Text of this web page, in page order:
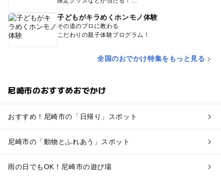
子どもがキラめくホンモノ体験
その道のプロに教わる
こだわりの親子体験プログラム！
全国のおでかけ特集をもっと見る
尼崎市のおすすめおでかけ
おすすめ！尼崎市の「日帰り」スポット
尼崎市の「動物とふれあう」スポット
雨の日でもOK！尼崎市の遊び場